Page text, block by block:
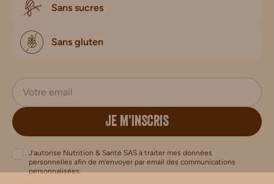
Sans sucres
Sans gluten
JE M’INSCRIS
J’autorise Nutrition & Santé SAS à traiter mes données
personnelles afin de m’envoyer par email des communications
personnalisées.